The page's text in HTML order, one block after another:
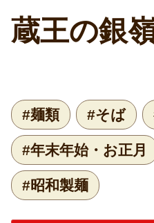
蔵王の銀
#麺類 #そば
#年末年始・お正月
#昭和製麺